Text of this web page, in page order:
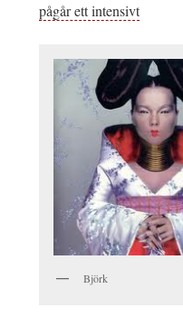
pågår ett intensivt
Björk